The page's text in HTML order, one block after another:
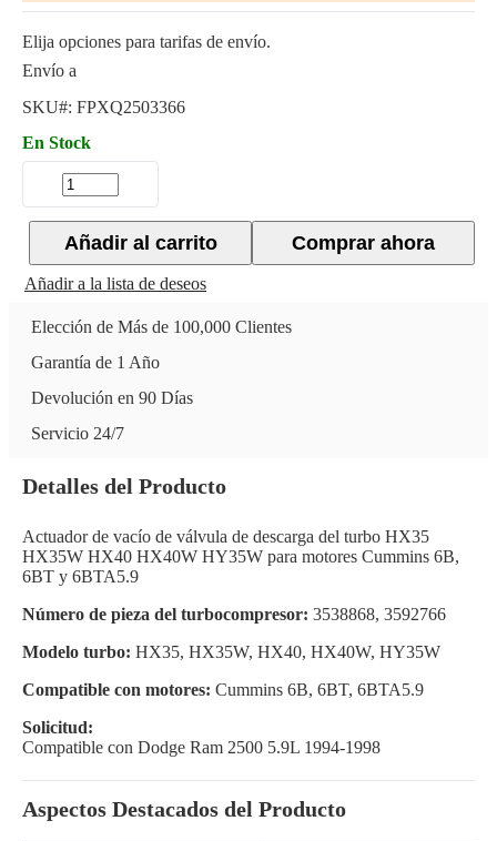
Elija opciones para tarifas de envío.
Envío a
SKU#: FPXQ2503366
En Stock
Comprar ahora
Añadir al carrito
Añadir a la lista de deseos
Elección de Más de 100,000 Clientes
Garantía de 1 Año
Devolución en 90 Días
Servicio 24/7
Detalles del Producto
Actuador de vacío de válvula de descarga del turbo HX35
HX35W HX40 HX40W HY35W para motores Cummins 6B,
6BT y 6BTA5.9
Número de pieza del turbocompresor: 3538868, 3592766
Modelo turbo: HX35, HX35W, HX40, HX40W, HY35W
Compatible con motores: Cummins 6B, 6BT, 6BTA5.9
Solicitud:
Compatible con Dodge Ram 2500 5.9L 1994-1998
Aspectos Destacados del Producto